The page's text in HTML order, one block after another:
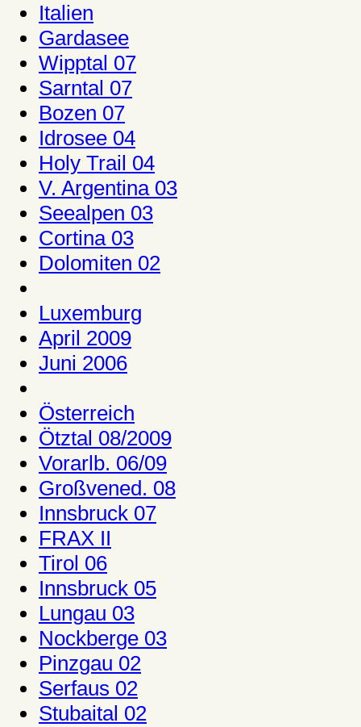
Italien
Gardasee
Wipptal 07
Sarntal 07
Bozen 07
Idrosee 04
Holy Trail 04
V. Argentina 03
Seealpen 03
Cortina 03
Dolomiten 02
Luxemburg
April 2009
Juni 2006
Österreich
Ötztal 08/2009
Vorarlb. 06/09
Großvened. 08
Innsbruck 07
FRAX II
Tirol 06
Innsbruck 05
Lungau 03
Nockberge 03
Pinzgau 02
Serfaus 02
Stubaital 02